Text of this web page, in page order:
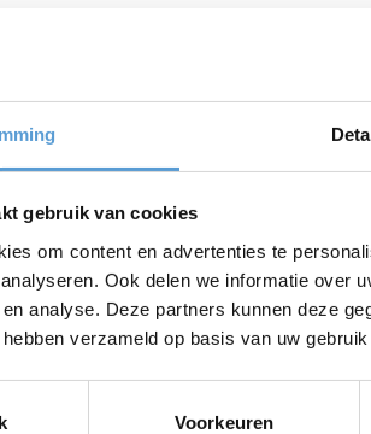
gebruik van cookies
om content en advertenties te
Ook delen we informatie over
analyse. Deze partners kunnen deze
verzameld op basis van uw
Voorkeuren